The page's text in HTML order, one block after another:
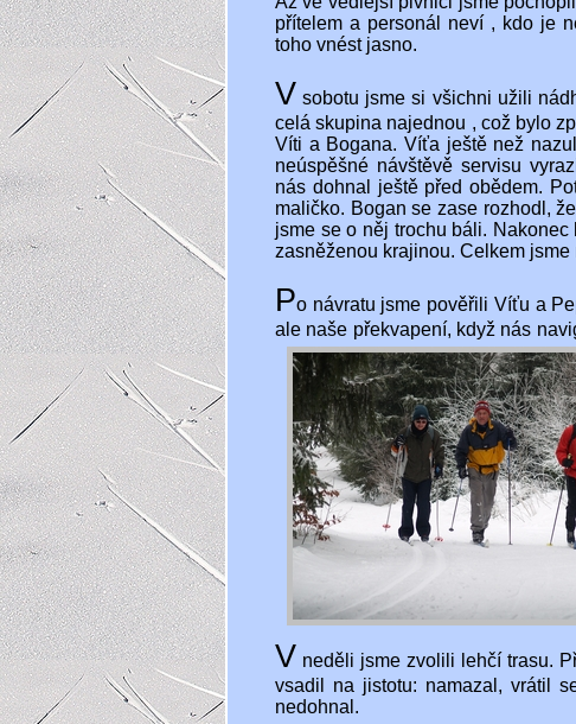
přítelem a personál neví , kdo je
toho vnést jasno.
V sobotu jsme si všichni užili
celá skupina najednou , což bylo
Víti a Bogana. Víťa ještě než
neúspěšné návštěvě servisu
nás dohnal ještě před obědem.
maličko. Bogan se zase rozhodl,
jsme se o něj trochu báli.
zasněženou krajinou. Celkem jsme
Po návratu jsme pověřili Víťu a
ale naše překvapení, když nás
V neděli jsme zvolili lehčí trasu.
vsadil na jistotu: namazal, vrátil
nedohnal.